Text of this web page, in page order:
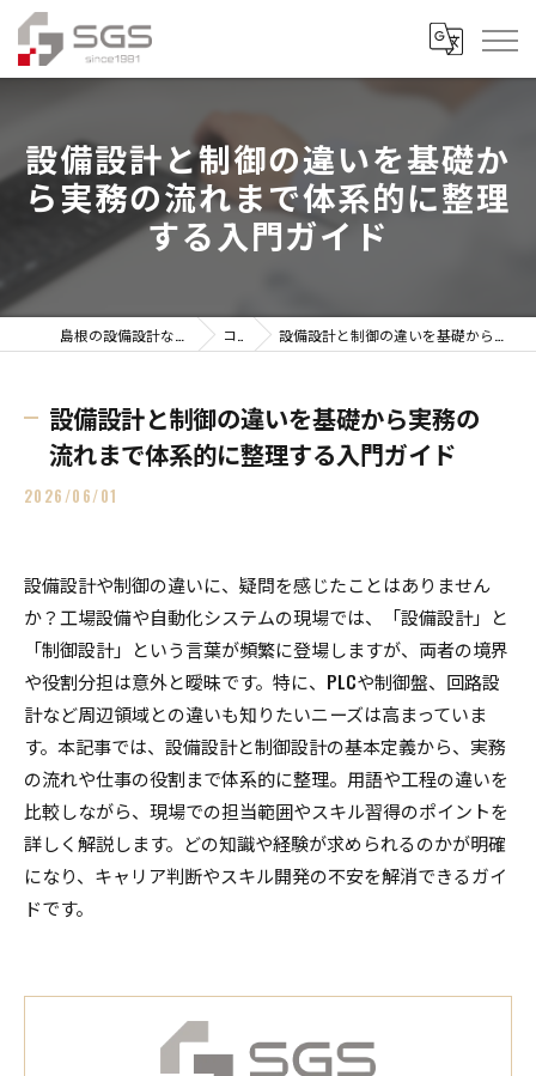
設備設計と制御の違いを基礎か
ら実務の流れまで体系的に整理
する入門ガイド
島根の設備設計なら株式会社総合技研設計 コラム 設備設計と制御の違いを基礎から実務の流れまで体系的に整理する入門ガイド
設備設計と制御の違いを基礎から実務の
流れまで体系的に整理する入門ガイド
2026/06/01
設備設計や制御の違いに、疑問を感じたことはありません
か？工場設備や自動化システムの現場では、「設備設計」と
「制御設計」という言葉が頻繁に登場しますが、両者の境界
や役割分担は意外と曖昧です。特に、PLCや制御盤、回路設
計など周辺領域との違いも知りたいニーズは高まっていま
す。本記事では、設備設計と制御設計の基本定義から、実務
の流れや仕事の役割まで体系的に整理。用語や工程の違いを
比較しながら、現場での担当範囲やスキル習得のポイントを
詳しく解説します。どの知識や経験が求められるのかが明確
になり、キャリア判断やスキル開発の不安を解消できるガイ
ドです。